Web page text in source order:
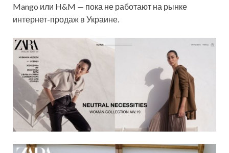
Mango или H&M — пока не работают на рынке
интернет-продаж в Украине.